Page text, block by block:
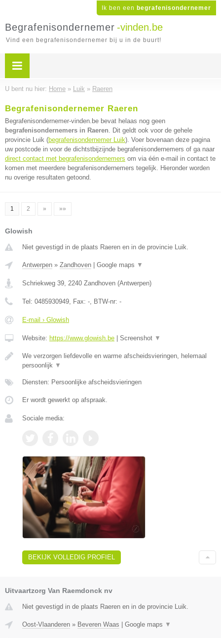
Ik ben een begrafenisondernemer
Begrafenisondernemer -vinden.be
Vind een begrafenisondernemer bij u in de buurt!
U bent nu hier: Home » Luik » Raeren
Begrafenisondernemer Raeren
Begrafenisondernemer-vinden.be bevat helaas nog geen
begrafenisondernemers in Raeren. Dit geldt ook voor de gehele
provincie Luik (begrafenisondernemer Luik). Voer bovenaan deze pagina
uw postcode in voor de dichtstbijzijnde begrafenisondernemers of ga naar
direct contact met begrafenisondernemers om via één e-mail in contact te
komen met meerdere begrafenisondernemers tegelijk. Hieronder worden
nu overige resultaten getoond.
1 2 » »»
Glowish
Niet gevestigd in de plaats Raeren en in de provincie Luik.
Antwerpen » Zandhoven Google maps ▼
Schriekweg 39, 2240 Zandhoven (Antwerpen)
Tel: 0485930949, Fax: -, BTW-nr: -
E-mail › Glowish
Website: https://www.glowish.be Screenshot ▼
We verzorgen liefdevolle en warme afscheidsvieringen, helemaal
persoonlijk ▼
Diensten: Persoonlijke afscheidsvieringen
Er wordt gewerkt op afspraak.
Sociale media:
BEKIJK VOLLEDIG PROFIEL
Uitvaartzorg Van Raemdonck nv
Niet gevestigd in de plaats Raeren en in de provincie Luik.
Oost-Vlaanderen » Beveren Waas | Google maps ▼